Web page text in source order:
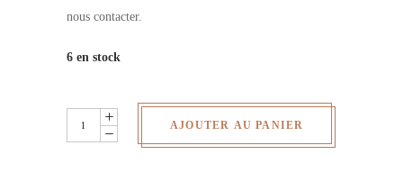
nous contacter.
6 en stock
Wax
pailletés
AJOUTER AU PANIER